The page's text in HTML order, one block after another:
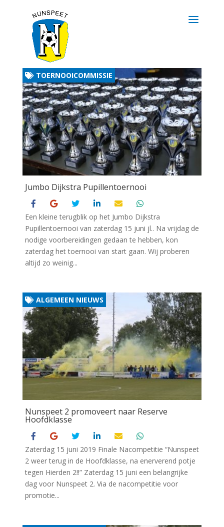
Jumbo Dijkstra Pupillentoernooi
TOERNOOICOMMISSIE
Een kleine terugblik op het Jumbo Dijkstra
Pupillentoernooi van zaterdag 15 juni jl.. Na vrijdag de
nodige voorbereidingen gedaan te hebben, kon
zaterdag het toernooi van start gaan. Wij proberen
altijd zo weinig...
Nunspeet 2 promoveert naar Reserve
Hoofdklasse
ALGEMEEN NIEUWS
Zaterdag 15 juni 2019 Finale Nacompetitie “Nunspeet
2 weer terug in de Hoofdklasse, na enerverend potje
tegen Hierden 2!!” Zaterdag 15 juni een belangrijke
dag voor Nunspeet 2. Via de nacompetitie voor
promotie...